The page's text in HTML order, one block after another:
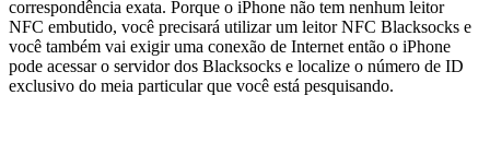
correspondência exata. Porque o iPhone não tem nenhum leitor
NFC embutido, você precisará utilizar um leitor NFC Blacksocks e
você também vai exigir uma conexão de Internet então o iPhone
pode acessar o servidor dos Blacksocks e localize o número de ID
exclusivo do meia particular que você está pesquisando.